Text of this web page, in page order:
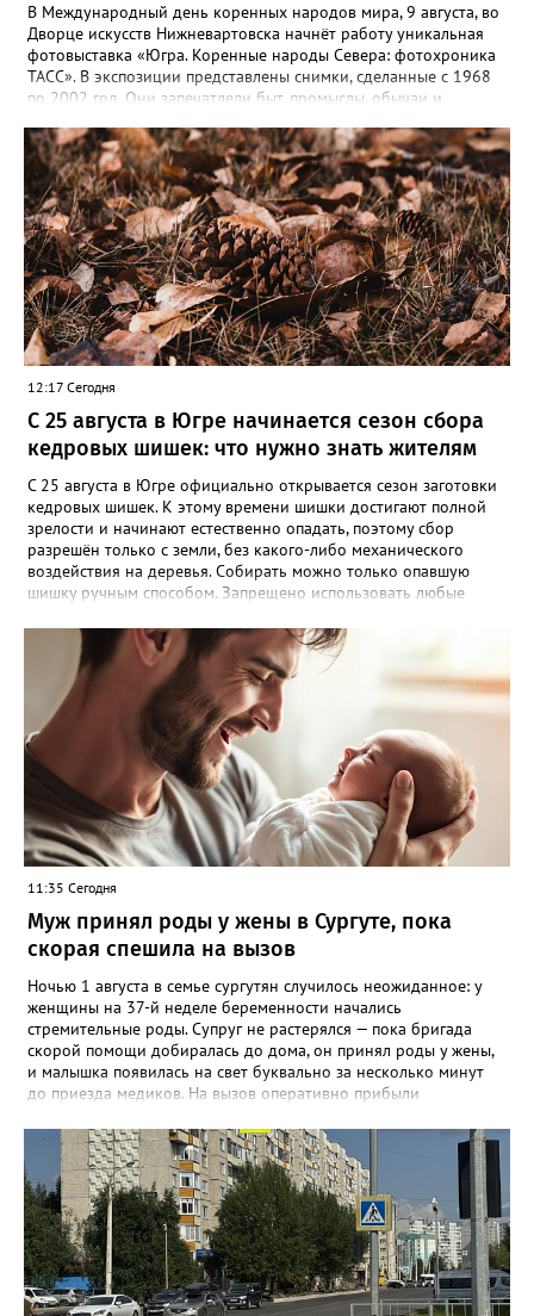
В Международный день коренных народов мира, 9 августа, во
Дворце искусств Нижневартовска начнёт работу уникальная
фотовыставка «Югра. Коренные народы Севера: фотохроника
ТАСС». В экспозиции представлены снимки, сделанные с 1968
по 2002 год. Они запечатлели быт, промыслы, обычаи и
внесли вклад в развитие региона. Гости увидят кадры,
отражающие жизнь северян — от повседневного труда до
праздников. Особую ценность представляют авторские
подписи к снимкам, которые сохраняют историческую
достоверность и передают дух эпохи. Торжественное открытие
— 9 августа в 12:00. Выставка доступна до 31 августа.
12:17 Сегодня
С 25 августа в Югре начинается сезон сбора
кедровых шишек: что нужно знать жителям
С 25 августа в Югре официально открывается сезон заготовки
кедровых шишек. К этому времени шишки достигают полной
зрелости и начинают естественно опадать, поэтому сбор
разрешён только с земли, без какого-либо механического
воздействия на деревья. Собирать можно только опавшую
шишку ручным способом. Запрещено использовать любые
кедров. Исключение — лесосеменные плантации, где сбор
шишек категорически запрещён. Нарушителям грозит
административная ответственность: штраф от 1 000 до 5 000
рублей. В отдельных случаях возможно уголовное
преследование. Важное уточнение: сбор шишек разрешён
только для личных нужд. Если вы планируете заготавливать их
в коммерческих целях, необходимо официально
зарегистрировать предпринимательскую деятельность и
заключить договор аренды лесного участка. Напомним, что
иностранным гражданам сбор и заготовка кедровых шишек на
территории Югры запрещены.
11:35 Сегодня
Муж принял роды у жены в Сургуте, пока
скорая спешила на вызов
Ночью 1 августа в семье сургутян случилось неожиданное: у
женщины на 37-й неделе беременности начались
стремительные роды. Супруг не растерялся — пока бригада
скорой помощи добиралась до дома, он принял роды у жены,
и малышка появилась на свет буквально за несколько минут
до приезда медиков. На вызов оперативно прибыли
Олег Бураковский. К этому моменту новорождённая уже была
на руках у отца. Специалисты сразу оценили состояние мамы и
девочки, провели необходимые манипуляции,
стабилизировали пациенток и подготовили к транспортировке.
Девочка родилась доношенной и здоровой. Женщину и
малышку доставили в Сургутский окружной центр охраны
материнства и детства, где они находились под наблюдением
врачей. Сегодня мама и дочка уже выписаны домой.